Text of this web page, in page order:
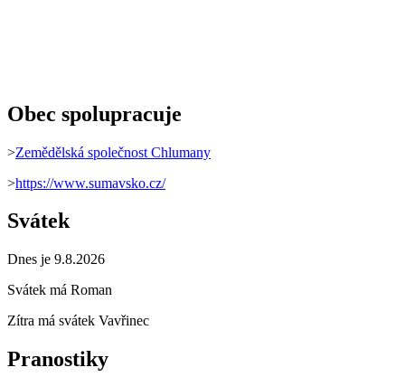
Obec spolupracuje
>Zemědělská společnost Chlumany
>https://www.sumavsko.cz/
Svátek
Dnes je 9.8.2026
Svátek má Roman
Zítra má svátek Vavřinec
Pranostiky